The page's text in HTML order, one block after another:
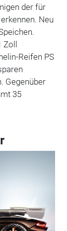
der für
Neu
Zoll
Reifen PS
Gegenüber
35